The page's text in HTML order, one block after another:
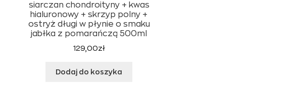
siarczan chondroityny + kwas
hialuronowy + skrzyp polny +
ostryż długi w płynie o smaku
jabłka z pomarańczą 500ml
129,00zł
Dodaj do koszyka